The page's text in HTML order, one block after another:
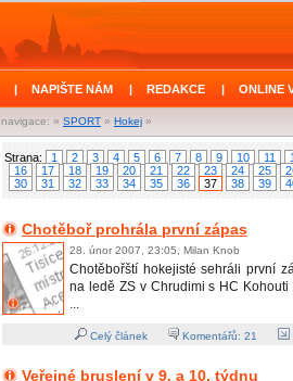
| NAPIŠTE NÁM | REDAKCE | ONLINE
navigace: » SPORT » Hokej »
Strana: 1 2 3 4 5 6 7 8 9 10 11
16
17 18 19 20 21 22 23 24 25
30
31 32 33 34 35 36 37 38 39
Chotěboř prohrála první zápas
28. únor 2007, 23:05, Milan Knob
Chotěbořští hokejisté sehráli první
na ledě ZS v Chrudimi s HC Kohouti
...
Celý článek Komentářů: 21
Veřejné bruslení v 9. a 10. týdnu